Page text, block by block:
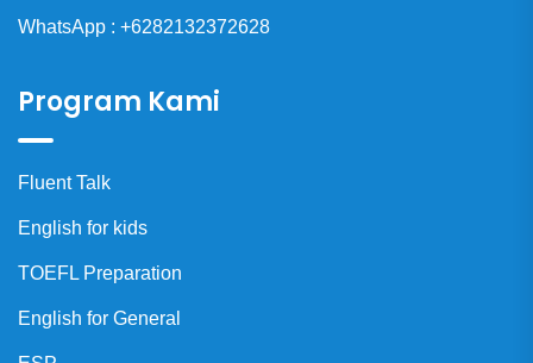
WhatsApp : +6282132372628
Program Kami
Fluent Talk
English for kids
TOEFL Preparation
English for General